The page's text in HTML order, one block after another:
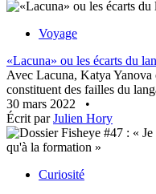
Voyage
«Lacuna» ou les écarts du
Avec Lacuna, Katya Yanova
constituent des failles du
30 mars 2022
•
Écrit parJulien Hory
Curiosité